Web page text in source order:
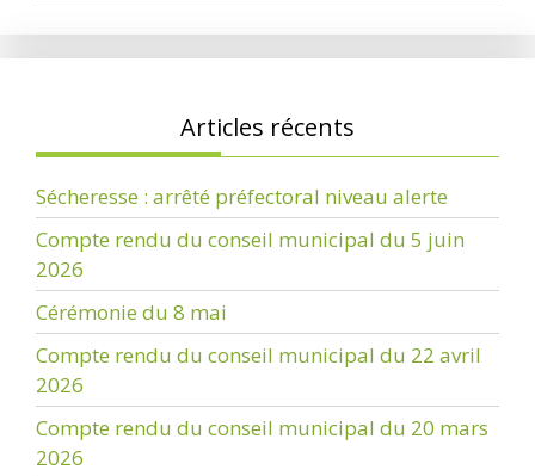
Articles récents
Sécheresse : arrêté préfectoral niveau alerte
Compte rendu du conseil municipal du 5 juin
2026
Cérémonie du 8 mai
Compte rendu du conseil municipal du 22 avril
2026
Compte rendu du conseil municipal du 20 mars
2026